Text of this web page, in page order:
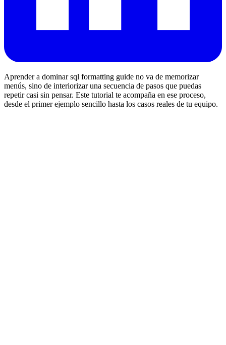
Aprender a dominar sql formatting guide no va de memorizar
menús, sino de interiorizar una secuencia de pasos que puedas
repetir casi sin pensar. Este tutorial te acompaña en ese proceso,
desde el primer ejemplo sencillo hasta los casos reales de tu equipo.